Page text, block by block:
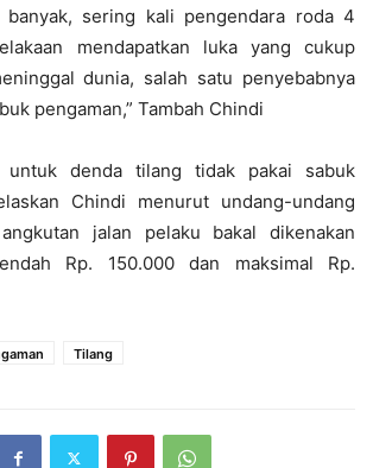
banyak, sering kali pengendara roda 4
mendapatkan luka yang cukup
dunia, salah satu penyebabnya
pengaman,” Tambah Chindi
untuk denda tilang tidak pakai sabuk
Chindi menurut undang-undang
jalan pelaku bakal dikenakan
Rp. 150.000 dan maksimal Rp.
Tilang